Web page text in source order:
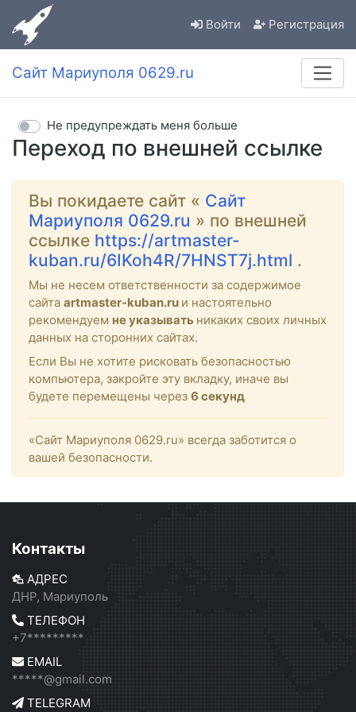
Войти Регистрация
Сайт Мариуполя 0629.ru
Переход по внешней ссылке
Не предупреждать меня больше
Вы покидаете сайт « Сайт
Мариуполя 0629.ru » по внешней
ссылке https://artmaster-
kuban.ru/6IKoh4R/7HNST7j.html .
Мы не несем ответственности за содержимое
сайта artmaster-kuban.ru и настоятельно
рекомендуем не указывать никаких своих личных
данных на сторонних сайтах.
Если Вы не хотите рисковать безопасностью
компьютера, закройте эту вкладку, иначе вы
будете перемещены через 6 секунд
«Сайт Мариуполя 0629.ru» всегда заботится о
вашей безопасности.
Контакты
АДРЕС
ДНР, Мариуполь
ТЕЛЕФОН
+7*********
EMAIL
*****@gmail.com
TELEGRAM